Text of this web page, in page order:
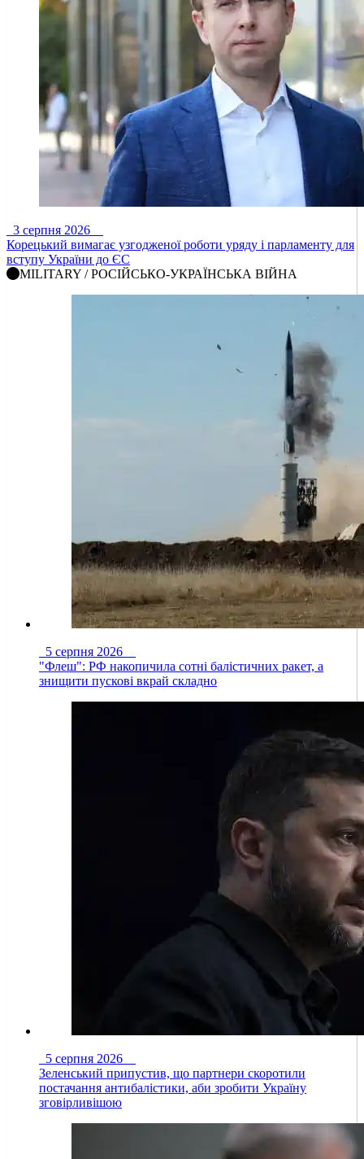
3 серпня 2026
Корецький вимагає узгодженої роботи уряду і парламенту для
вступу України до ЄС
MILITARY / РОСІЙСЬКО-УКРАЇНСЬКА ВІЙНА
5 серпня 2026
"Флеш": РФ накопичила сотні балістичних ракет, а
знищити пускові вкрай складно
5 серпня 2026
Зеленський припустив, що партнери скоротили
постачання антибалістики, аби зробити Україну
зговірливішою